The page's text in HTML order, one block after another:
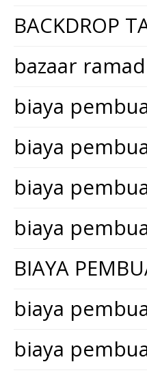
BACKDROP
bazaar
biaya
biaya
biaya
biaya
BIAYA
biaya
biaya